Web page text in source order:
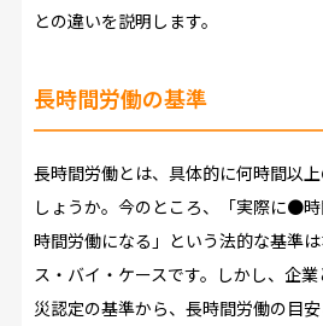
との違いを説明します。
長時間労働の基準
長時間労働とは、具体的に何時間以
しょうか。今のところ、「実際に●
時間労働になる」という法的な基準
ス・バイ・ケースです。しかし、企
災認定の基準から、長時間労働の目